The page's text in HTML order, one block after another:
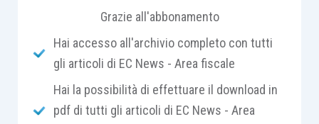
i debiti dovuti complessivamente;
loro volta divisi tradebito da pagare “per
la definizione”e debito residuo
ESCLUSO ” dalla definizione agevolata.
Grazie all'abbonamento
Hai accesso all'archivio completo con tutti
gli articoli di EC News - Area fiscale
Hai la possibilità di effettuare il download in
pdf di tutti gli articoli di EC News - Area